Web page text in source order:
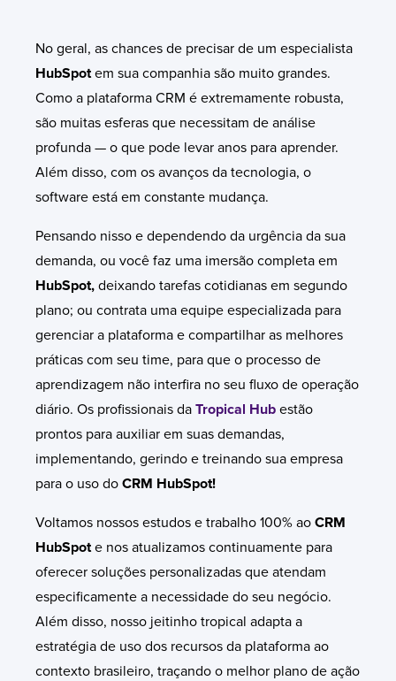
No geral, as chances de precisar de um especialista
HubSpotem sua companhia são muito grandes.
Como a plataforma CRM é extremamente robusta,
são muitas esferas que necessitam de análise
profunda — o que pode levar anos para aprender.
Além disso, com os avanços da tecnologia, o
software está em constante mudança.
Pensando nisso e dependendo da urgência da sua
demanda, ou você faz uma imersão completa em
HubSpot, deixando tarefas cotidianas em segundo
plano; ou contrata uma equipe especializada para
gerenciar a plataforma e compartilhar as melhores
práticas com seu time, para que o processo de
aprendizagem não interfira no seu fluxo de operação
diário. Os profissionais da Tropical Hub estão
prontos para auxiliar em suas demandas,
implementando, gerindo e treinando sua empresa
para o uso do CRM HubSpot!
Voltamos nossos estudos e trabalho 100% ao CRM
HubSpote nos atualizamos continuamente para
oferecer soluções personalizadas que atendam
especificamente a necessidade do seu negócio.
Além disso, nosso jeitinho tropical adapta a
estratégia de uso dos recursos da plataforma ao
contexto brasileiro, traçando o melhor plano de ação